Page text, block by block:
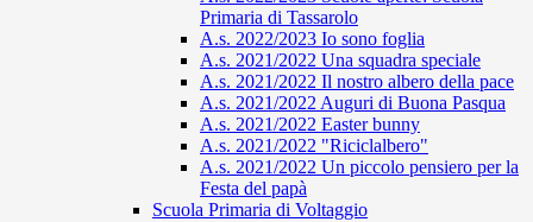
Primaria di Tassarolo
A.s. 2022/2023 Io sono foglia
A.s. 2021/2022 Una squadra speciale
A.s. 2021/2022 Il nostro albero della pace
A.s. 2021/2022 Auguri di Buona Pasqua
A.s. 2021/2022 Easter bunny
A.s. 2021/2022 "Riciclalbero"
A.s. 2021/2022 Un piccolo pensiero per la
Festa del papà
Scuola Primaria di Voltaggio